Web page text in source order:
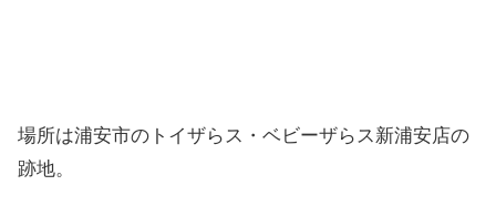
場所は浦安市のトイザらス・ベビーザらス新浦安店の
跡地。